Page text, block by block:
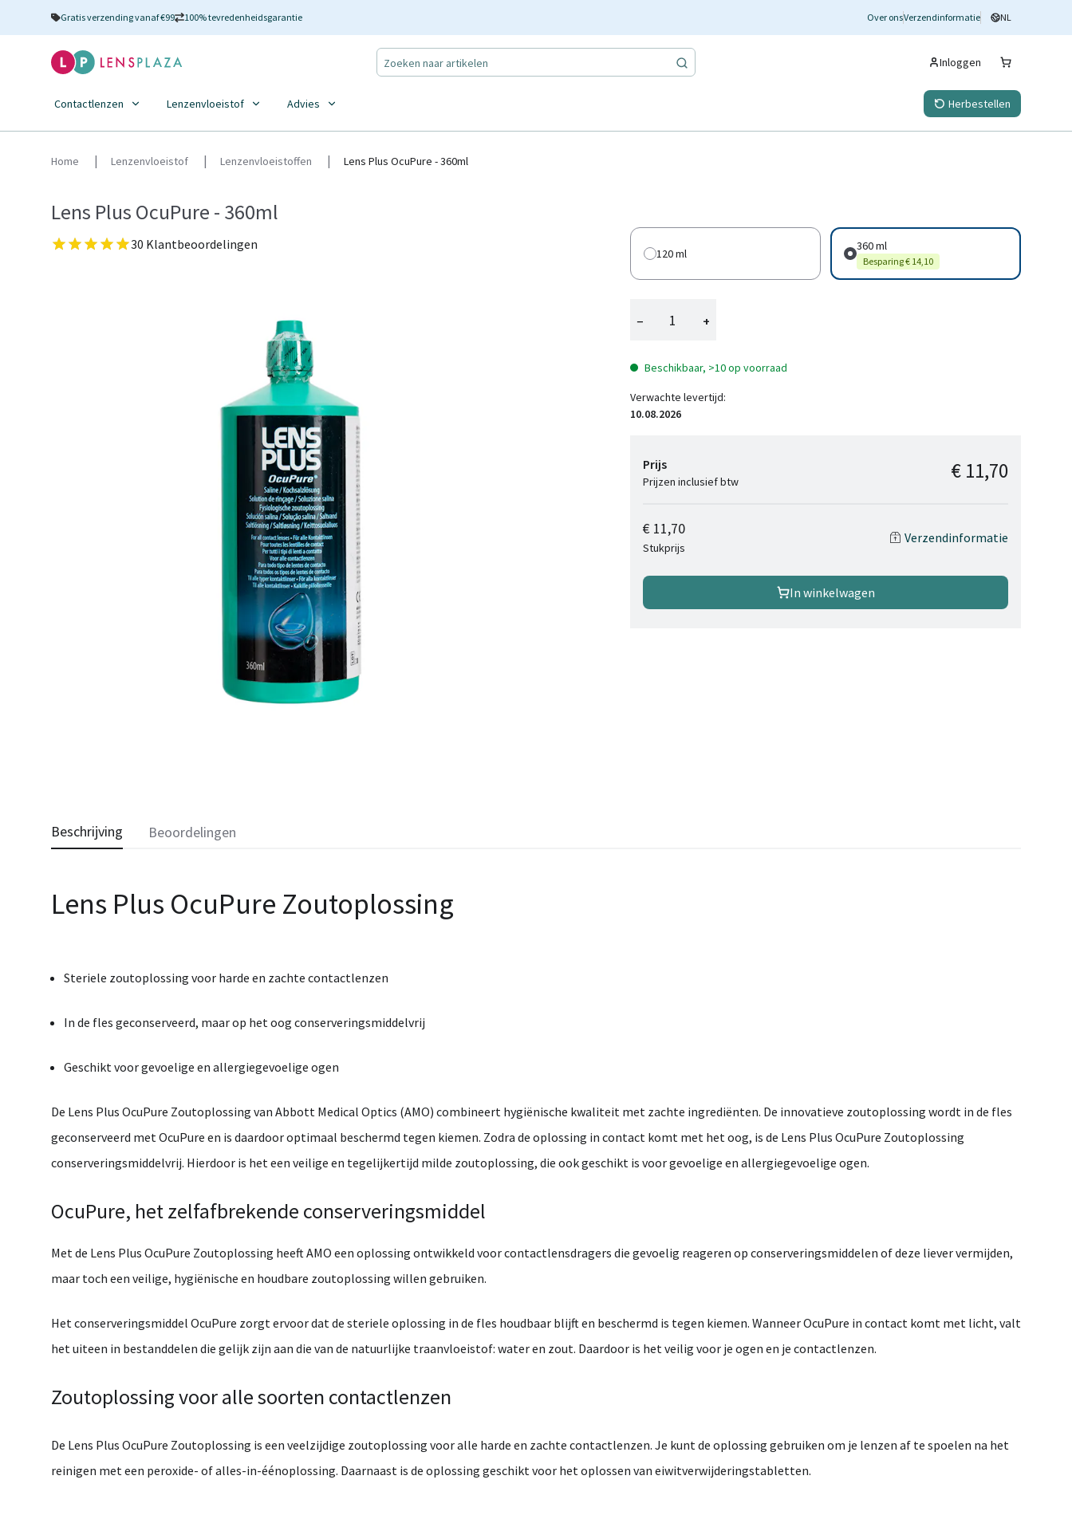
Gratis verzending vanaf €99 100% tevredenheidsgarantie Over onsVerzendinformatie NL
Inloggen
Contactlenzen Lenzenvloeistof Advies Herbestellen
Home Lenzenvloeistof Lenzenvloeistoffen Lens Plus OcuPure - 360ml
Lens Plus OcuPure - 360ml
30 Klantbeoordelingen
120 ml
360 ml
Besparing € 14,10
− +
Beschikbaar, >10 op voorraad
Verwachte levertijd:
10.08.2026
Prijs
Prijzen inclusief btw € 11,70
€ 11,70
Stukprijs
Verzendinformatie
In winkelwagen
Beschrijving
Lens Plus OcuPure Zoutoplossing
Steriele zoutoplossing voor harde en zachte contactlenzen
In de fles geconserveerd, maarop hetoog conserveringsmiddelvrij
Geschiktvoorgevoelige en allergiegevoelige ogen
De Lens Plus OcuPure Zoutoplossing van Abbott Medical Optics (AMO) combineert hygiënische kwaliteit met zachte ingrediënten. De innovatieve zoutoplossing wordt in de fles
geconserveerd metOcuPure en is daardooroptimaal beschermd tegen kiemen. Zodra de oplossing in contact komt met hetoog, is de Lens Plus OcuPure Zoutoplossing
conserveringsmiddelvrij. Hierdoor is heteen veilige en tegelijkertijd milde zoutoplossing, die ookgeschikt is voorgevoelige en allergiegevoelige ogen.
OcuPure, hetzelfafbrekende conserveringsmiddel
Metde Lens Plus OcuPure Zoutoplossing heeftAMO een oplossing ontwikkeld voorcontactlensdragers die gevoelig reageren op conserveringsmiddelen ofdeze lieververmijden,
maar toch een veilige, hygiënische en houdbare zoutoplossing willen gebruiken.
Hetconserveringsmiddel OcuPure zorgtervoordatde steriele oplossing in de fles houdbaar blijften beschermd is tegen kiemen. WanneerOcuPure in contact komt met licht, valt
hetuiteen in bestanddelen die gelijk zijn aan die van de natuurlijke traanvloeistof: wateren zout. Daardoor is hetveilig voor je ogen en je contactlenzen.
Zoutoplossingvoorallesoorten contactlenzen
De Lens Plus OcuPure Zoutoplossing is een veelzijdige zoutoplossing vooralle harde en zachte contactlenzen. Je kuntde oplossing gebruiken om je lenzen af te spoelen na het
reinigen meteen peroxide- ofalles-in-éénoplossing. Daarnaast is de oplossing geschiktvoor hetoplossen van eiwitverwijderingstabletten.
Beoordelingen